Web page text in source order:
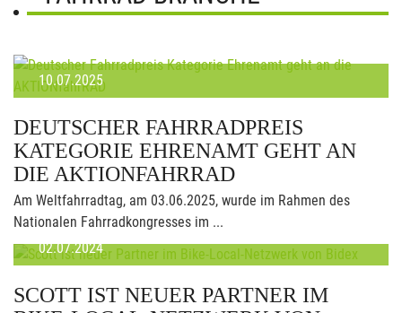
10.07.2025
DEUTSCHER FAHRRADPREIS
KATEGORIE EHRENAMT GEHT AN
DIE AKTIONFAHRRAD
Am Weltfahrradtag, am 03.06.2025, wurde im Rahmen des
Nationalen Fahrradkongresses im ...
02.07.2024
SCOTT IST NEUER PARTNER IM